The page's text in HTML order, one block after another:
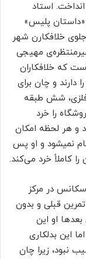
استاد
«داستان پلیس»
خلافکارن شهر
مهیجی
که خلافکاران
دارند و چان برای
فلزی، شش طبقه
را خرد
و هر لحظه امکان
برق گرفتگی وجود داشت. اما ماجرا همینجا تمام نمی‎شود و او پس
کاملاً خرد می‌کند.
در مرکز
قبلی و بدون
او این
این بدلکاری
نبود، زیرا چان